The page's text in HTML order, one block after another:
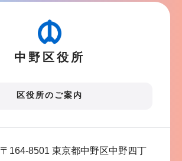
中野区役所
区役所のご案内
〒164-8501 東京都中野区中野四丁